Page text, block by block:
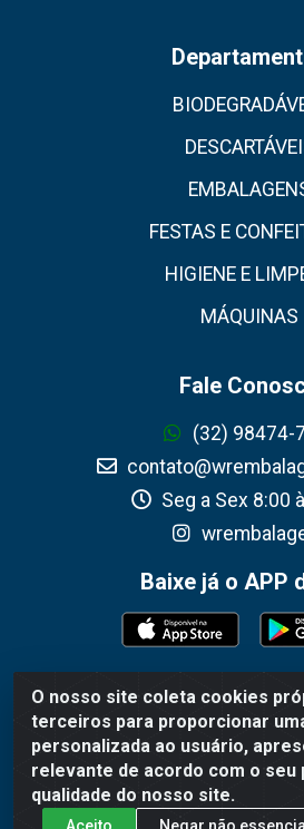
O nosso site coleta cookies
terceiros para proporcionar
personalizada ao usuário,
relevante de acordo com o
qualidade do nosso site.
Aceito Negar não
FESTAS E
HIGIENE E
MÁQUINAS
Fale
(32) 98474-
Seg a Sex 8:00
Baixe já o APP
WR Embalagens - R. Cel.
1360 - Grogotó - Barbacena / MG
CNPJ 02.692.206/